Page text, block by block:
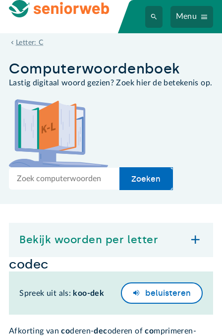
Menu
Letter: C
codec
Computer­woordenboek
Lastig digitaal woord gezien? Zoek hier de betekenis op.
Zoek
Zoeken
Bekijk woorden per letter
codec
Spreek uit als: koo-dek beluisteren
Afkorting vancoderen-decoderen ofcomprimeren-